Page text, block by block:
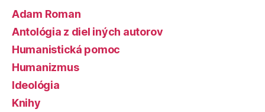
Adam Roman
Antológia z diel iných autorov
Humanistická pomoc
Humanizmus
Ideológia
Knihy